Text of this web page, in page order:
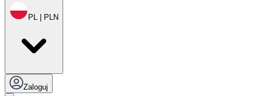
PL | PLN
Zaloguj